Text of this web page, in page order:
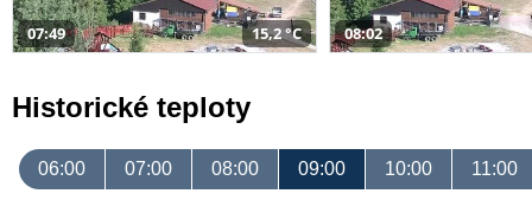
07:49 15,2 °C 08:02
Historické teploty
06:00 07:00 08:00 09:00 10:00 11:00